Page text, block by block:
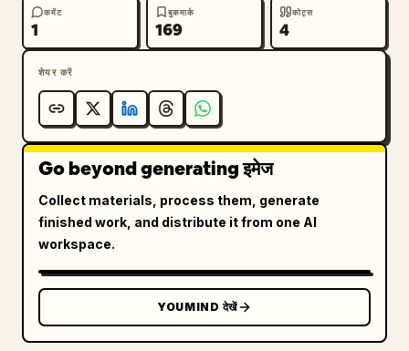
業", "全国120店舗以上", "充実のサポート"],
    }
कमेंट
1
बुकमार्क
169
कोट्स
4
शेयर करें
Go beyond generating इमेज
Collect materials, process them, generate
finished work, and distribute it from one AI
workspace.
YOUMIND देखें